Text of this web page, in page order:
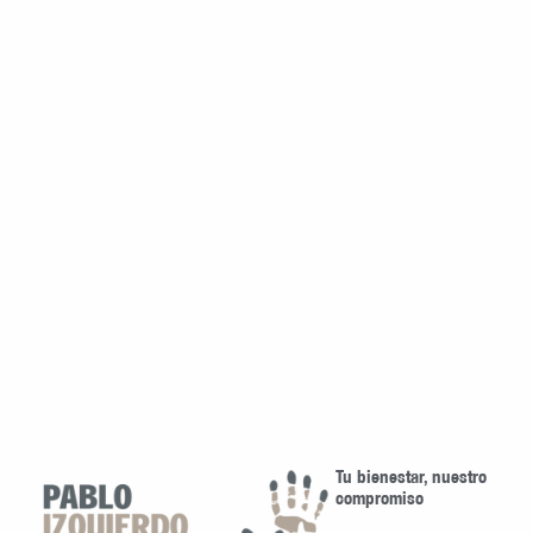
Tu bienestar, nuestro
compromiso